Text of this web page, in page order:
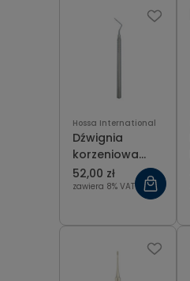
Hossa International
Dźwignia
korzeniowa
Heidbrink do
apeksów
jednostronna,
boczna prawa
52,00 zł
zawiera 8% VAT